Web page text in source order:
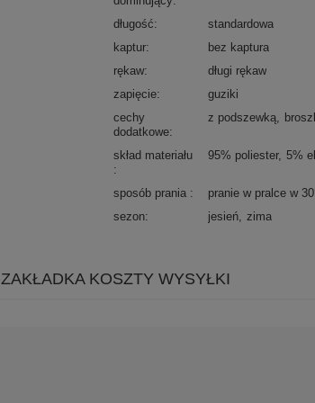
długość
standardowa
kaptur
bez kaptura
rękaw
długi rękaw
zapięcie
guziki
cechy
dodatkowe
z podszewką
skład materiału 95% poliester 5%
sposób prania
pranie w pralce w
sezon
jesień zima
ZAKŁADKA KOSZTY WYSYŁKI